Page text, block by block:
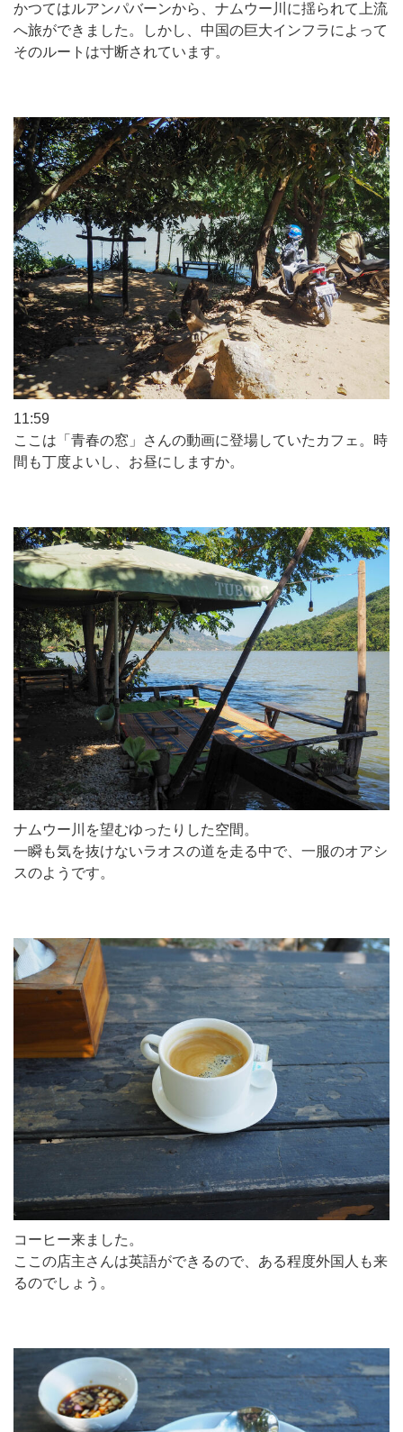
かつてはルアンパバーンから、ナムウー川に揺られて上流
へ旅ができました。しかし、中国の巨大インフラによって
そのルートは寸断されています。
11:59
ここは「青春の窓」さんの動画に登場していたカフェ。時
間も丁度よいし、お昼にしますか。
ナムウー川を望むゆったりした空間。
一瞬も気を抜けないラオスの道を走る中で、一服のオアシ
スのようです。
コーヒー来ました。
ここの店主さんは英語ができるので、ある程度外国人も来
るのでしょう。